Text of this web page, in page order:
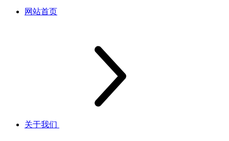
网站首页
关于我们